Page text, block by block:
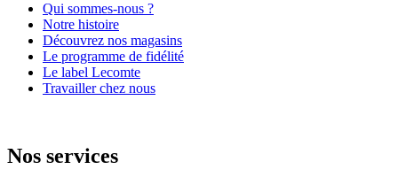
Qui sommes-nous ?
Notre histoire
Découvrez nos magasins
Le programme de fidélité
Le label Lecomte
Travailler chez nous
Nos services